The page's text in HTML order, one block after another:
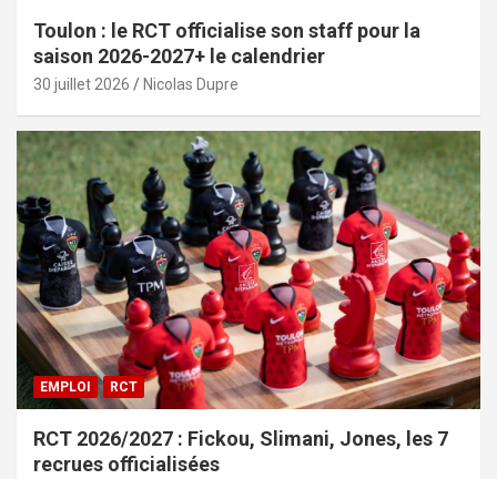
Toulon : le RCT officialise son staff pour la
saison 2026-2027+ le calendrier
30 juillet 2026 Nicolas Dupre
EMPLOI RCT
RCT 2026/2027 : Fickou, Slimani, Jones, les 7
recrues officialisées